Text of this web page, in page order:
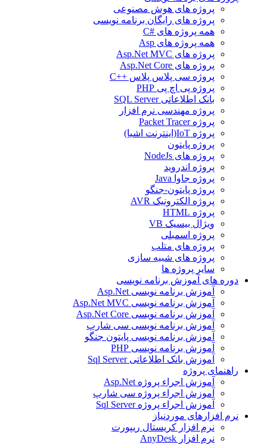
پروژه های هوش مصنوعی
پروژه های رایگان برنامه نویسی
همه پروژه های #C
همه پروژه های Asp
پروژه های Asp.Net MVC
پروژه های Asp.Net Core
پروژه سی پلاس پلاس ++C
پروژه پی اچ پی PHP
بانک اطلاعاتی SQL Server
پروژه مهندسی نرم افزار
پروژه Packet Tracer
پروژه IoT(اینترنت اشیا)
پروژه پایتون
پروژه های NodeJs
پروژه اندروید
پروژه جاوا Java
پروژه پایتون-جنگو
پروژه الکترونیک AVR
پروژه HTML
ویژال بیسیک VB
پروژه اسمبلی
پروژه های متلب
پروژه های شبیه سازی
سایر پروژه ها
دوره های آموزش برنامه نویسی
آموزش برنامه نویسی Asp.Net
آموزش برنامه نویسی Asp.Net MVC
آموزش برنامه نویسی Asp.Net Core
آموزش برنامه نویسی سی شارپ
آموزش برنامه نویسی پایتون جنگو
آموزش برنامه نویسی PHP
آموزش بانک اطلاعاتی Sql Server
راهنمای پروژه
آموزش اجراء پروژه Asp.Net
آموزش اجراء پروژه سی شارپ
آموزش اجراء پروژه Sql Server
نرم افزارهای موردنیاز
نرم افزار کریستال ریپورت
نرم افزار AnyDesk